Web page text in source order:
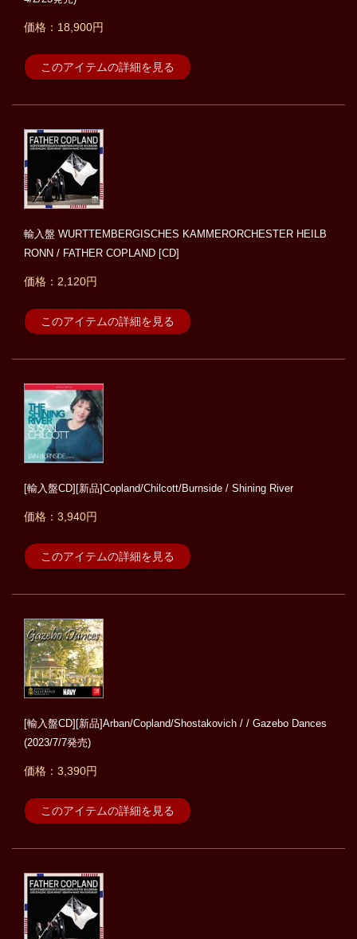
価格：18,900円
このアイテムの詳細を見る
輸入盤 WURTTEMBERGISCHES KAMMERORCHESTER HEILB
RONN / FATHER COPLAND [CD]
価格：2,120円
このアイテムの詳細を見る
[輸入盤CD][新品]Copland/Chilcott/Burnside / Shining River
価格：3,940円
このアイテムの詳細を見る
[輸入盤CD][新品]Arban/Copland/Shostakovich / / Gazebo Dances
(2023/7/7発売)
価格：3,390円
このアイテムの詳細を見る